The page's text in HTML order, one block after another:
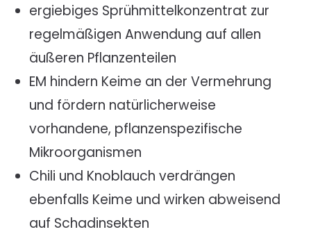
ergiebiges Sprühmittelkonzentrat zur
regelmäßigen Anwendung auf allen
äußeren Pflanzenteilen
EM hindern Keime an der Vermehrung
und fördern natürlicherweise
vorhandene, pflanzenspezifische
Mikroorganismen
Chili und Knoblauch verdrängen
ebenfalls Keime und wirken abweisend
auf Schadinsekten